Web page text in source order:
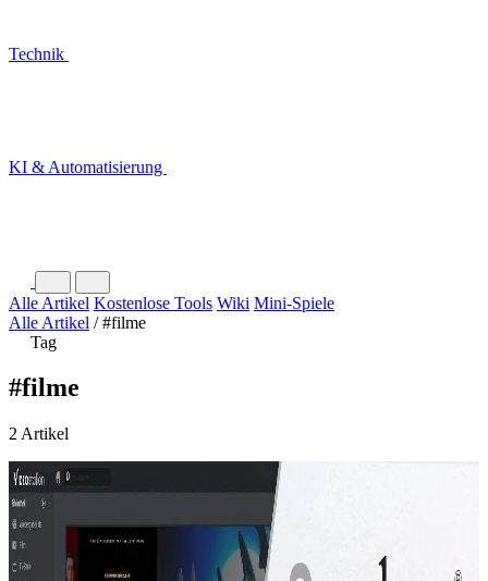
Technik
KI & Automatisierung
Alle Artikel Kostenlose Tools Wiki Mini-Spiele
Alle Artikel / #filme
Tag
#filme
2 Artikel